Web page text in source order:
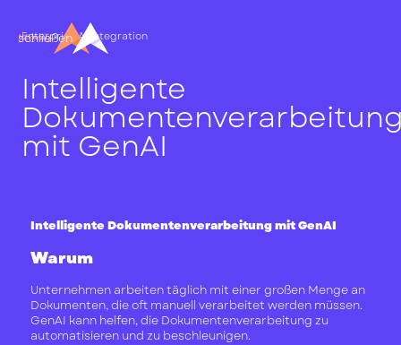
Menü
schließen
Enterprise AI Integration
Intelligente
mit GenAI
Intelligente Dokumentenverarbeitung mit GenAI
Warum
Unternehmen arbeiten täglich mit einer großen Menge an
Dokumenten, die oft manuell verarbeitet werden müssen.
GenAI kann helfen, die Dokumentenverarbeitung zu
automatisieren und zu beschleunigen.